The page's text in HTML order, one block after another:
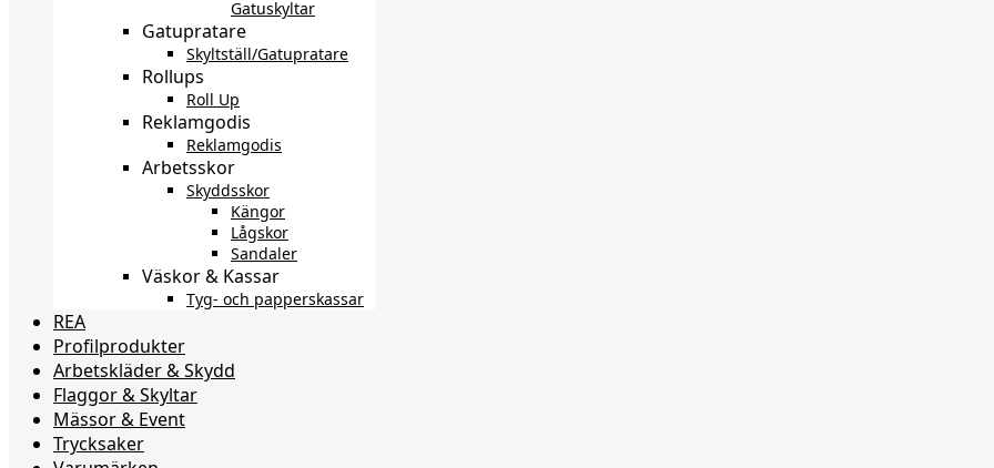
Gatuskyltar
Gatupratare
Skyltställ/Gatupratare
Rollups
Roll Up
Reklamgodis
Reklamgodis
Arbetsskor
Skyddsskor
Kängor
Lågskor
Sandaler
Väskor & Kassar
Tyg- och papperskassar
REA
Profilprodukter
Arbetskläder & Skydd
Flaggor & Skyltar
Mässor & Event
Trycksaker